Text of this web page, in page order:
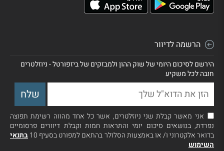
הרשמה לדיוור
הירשם לסיכום היומי של שוק ההון ולמבזקים של ביזפורטל - ניוזלטרים
חובה לכל משקיע
אני מאשר קבלת שני ניוזלטרים, אשר כל אחד מהווה רשימת תפוצה
נפרדת, בנושאים סיכום יומי והתראות חמות וקבלת דיוורים פרסומיים
בדואר אלקטרוני ו/ או באמצעות הסלולר בהתאם למפורט בסעיף 10
בתנאי
השימוש